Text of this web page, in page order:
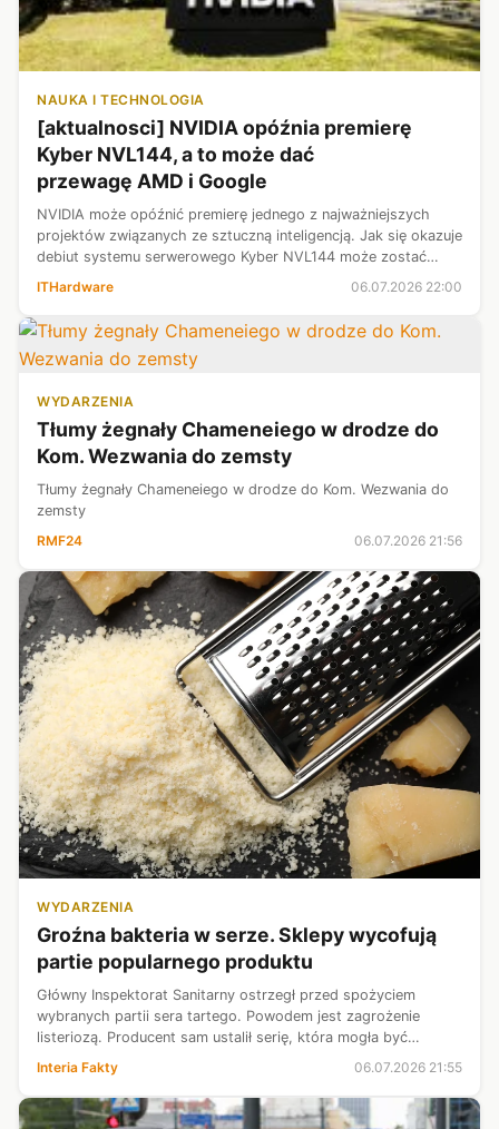
NAUKA I TECHNOLOGIA
[aktualnosci] NVIDIA opóźnia premierę
Kyber NVL144, a to może dać
przewagę AMD i Google
NVIDIA może opóźnić premierę jednego z najważniejszych
projektów związanych ze sztuczną inteligencją. Jak się okazuje
debiut systemu serwerowego Kyber NVL144 może zostać
ITHardware 06.07.2026 22:00
WYDARZENIA
Tłumy żegnały Chameneiego w drodze do
Kom. Wezwania do zemsty
Tłumy żegnały Chameneiego w drodze do Kom. Wezwania do
zemsty
RMF24
06.07.2026 21:56
WYDARZENIA
Groźna bakteria w serze. Sklepy wycofują
partie popularnego produktu
Główny Inspektorat Sanitarny ostrzegł przed spożyciem
wybranych partii sera tartego. Powodem jest zagrożenie
listeriozą. Producent sam ustalił serię, która mogła być
niebezpieczna. Uruchomiono procedurę wycofania produktu ze
Interia Fakty 06.07.2026 21:55